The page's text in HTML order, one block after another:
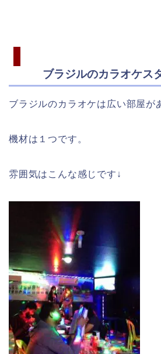
ブラジルのカラオケス
ブラジルのカラオケは広い部屋が
機材は１つです。
雰囲気はこんな感じです↓